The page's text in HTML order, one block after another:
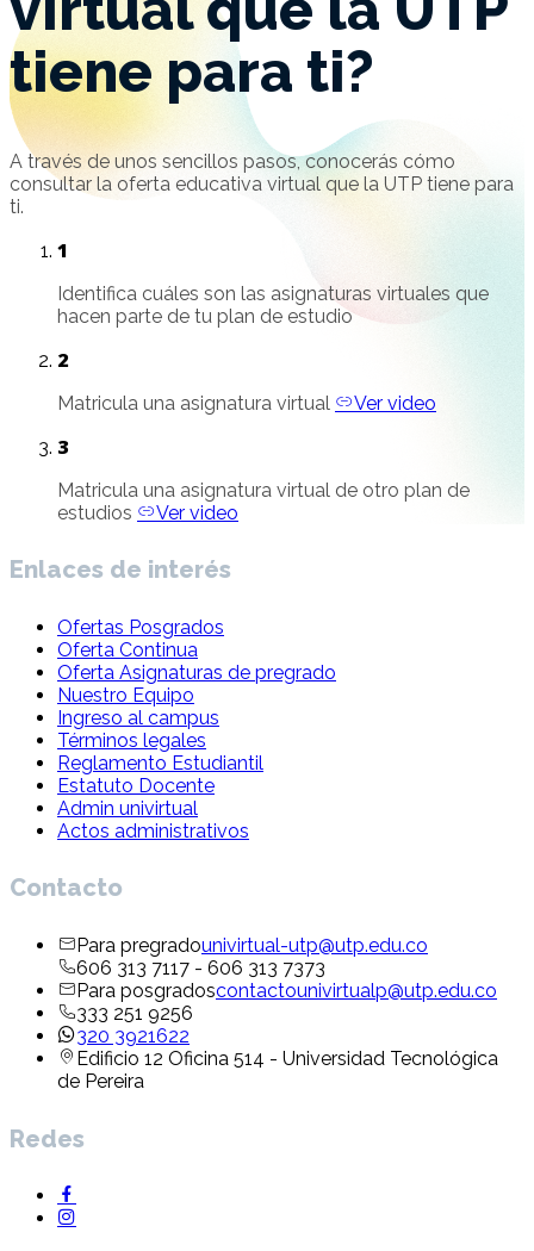
tiene para ti?
A través de unos sencillos pasos, conocerás cómo
consultar la oferta educativa virtual que la UTP tiene para
ti.
1
Identifica cuáles son las asignaturas virtuales que
hacen parte de tu plan de estudio
2
Matricula una asignatura virtual Ver video
3
Matricula una asignatura virtual de otro plan de
estudios
Ver video
Enlaces de interés
Ofertas Posgrados
Oferta Continua
Oferta Asignaturas de pregrado
Nuestro Equipo
Ingreso al campus
Términos legales
Reglamento Estudiantil
Estatuto Docente
Admin univirtual
Actos administrativos
Contacto
Para pregradounivirtual-utp@utp.edu.co
606 313 7117 - 606 313 7373
Para posgradoscontactounivirtualp@utp.edu.co
333 251 9256
320 3921622
Edificio 12 Oficina 514 - Universidad Tecnológica
de Pereira
Redes